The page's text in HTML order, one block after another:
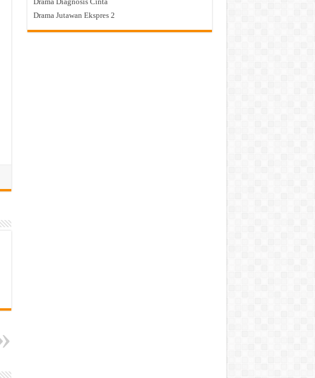
Drama Jutawan Ekspres 2